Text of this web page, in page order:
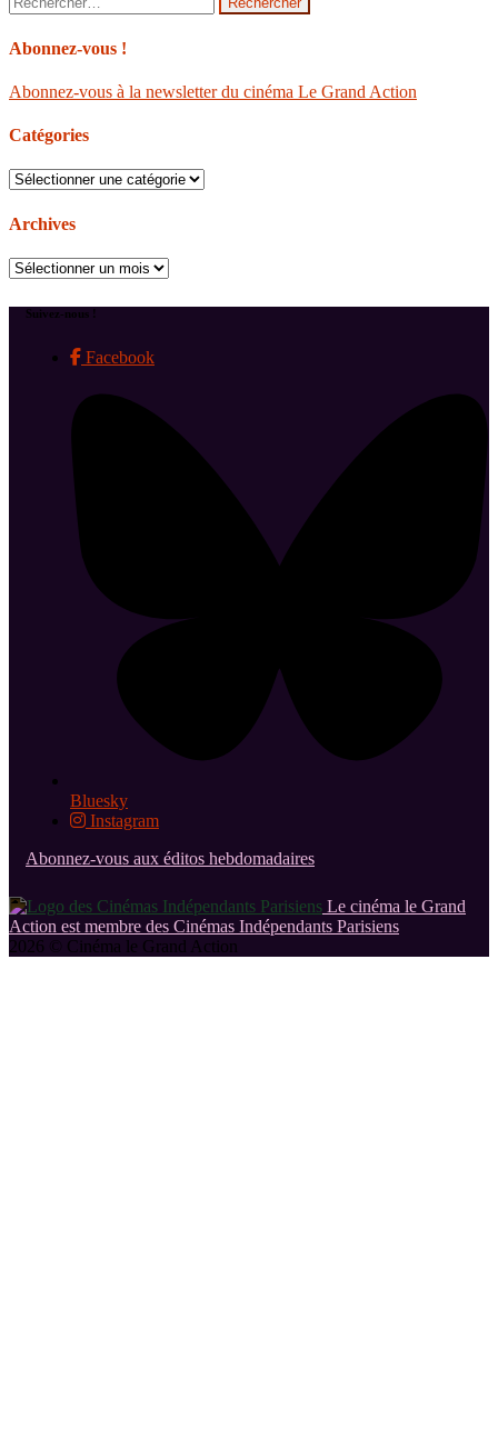
Abonnez-vous !
Abonnez-vous à la newsletter du cinéma Le Grand Action
Catégories
Catégories
Archives
Archives
Suivez-nous !
Facebook
Bluesky
Instagram
Abonnez-vous aux éditos hebdomadaires
Le cinéma le Grand
Action est membre des Cinémas Indépendants Parisiens
2026 © Cinéma le Grand Action